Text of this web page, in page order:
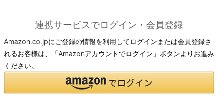
連携サービスでログイン・会員登録
Amazon.co.jpにご登録の情報を利用してログインまたは会員登録さ
れるお客様は、「Amazonアカウントでログイン」ボタンよりお進み
ください。